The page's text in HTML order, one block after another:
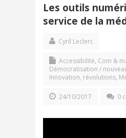
Les outils
service de la
Cyril Leclerc
Accessibilité, Com &
Démocratisation /
Innovation, révolutions,
24/10/2017 0